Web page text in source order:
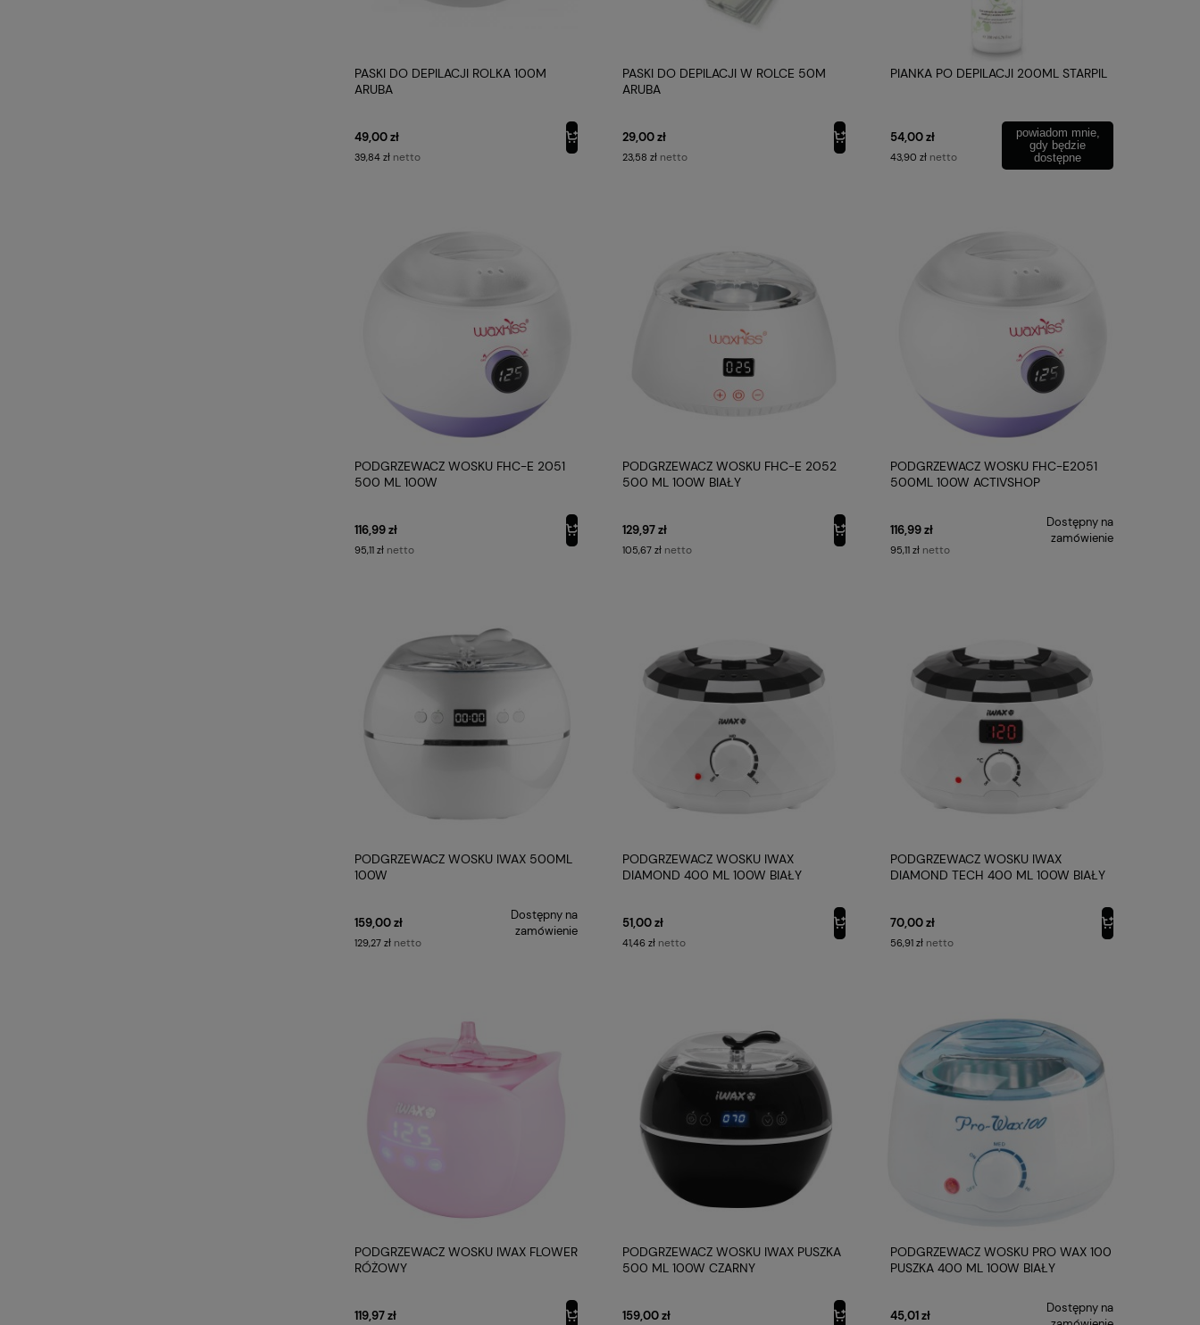
PASKI DO DEPILACJI ROLKA 100M
ARUBA
49,00 zł
39,84 zł netto
PASKI DO DEPILACJI W ROLCE 50M
ARUBA
29,00 zł
23,58 zł netto
PIANKA PO DEPILACJI 200ML STARPIL
54,00 zł
43,90 zł netto
powiadom mnie,
gdy będzie
dostępne
PODGRZEWACZ WOSKU FHC-E 2051
500 ML 100W
116,99 zł
95,11 zł netto
PODGRZEWACZ WOSKU FHC-E 2052
500 ML 100W BIAŁY
129,97 zł
105,67 zł netto
PODGRZEWACZ WOSKU FHC-E2051
500ML 100W ACTIVSHOP
116,99 zł
95,11 zł netto
Dostępny na
zamówienie
PODGRZEWACZ WOSKU IWAX 500ML
100W
159,00 zł
129,27 zł netto
Dostępny na
zamówienie
PODGRZEWACZ WOSKU IWAX
DIAMOND 400 ML 100W BIAŁY
51,00 zł
41,46 zł netto
PODGRZEWACZ WOSKU IWAX
DIAMOND TECH 400 ML 100W BIAŁY
70,00 zł
56,91 zł netto
PODGRZEWACZ WOSKU IWAX FLOWER
RÓŻOWY
119,97 zł
PODGRZEWACZ WOSKU IWAX PUSZKA
500 ML 100W CZARNY
159,00 zł
PODGRZEWACZ WOSKU PRO WAX 100
PUSZKA 400 ML 100W BIAŁY
45,01 zł
Dostępny na